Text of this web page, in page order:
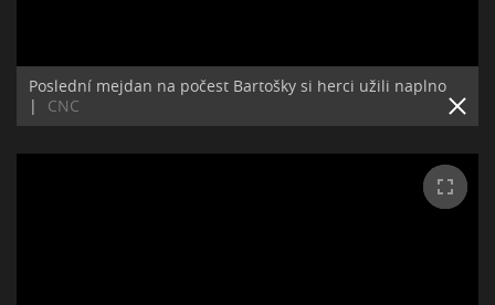
Poslední mejdan na počest Bartošky si herci užili naplno
|
CNC